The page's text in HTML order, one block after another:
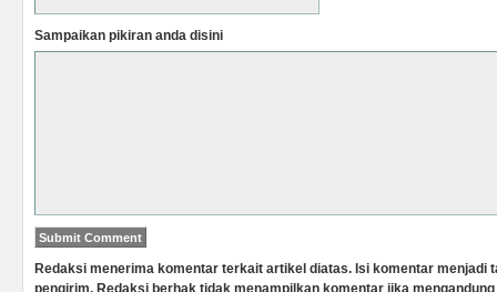
Sampaikan pikiran anda disini
Redaksi menerima komentar terkait artikel diatas. Isi komentar menjadi
pengirim. Redaksi berhak tidak menampilkan komentar jika